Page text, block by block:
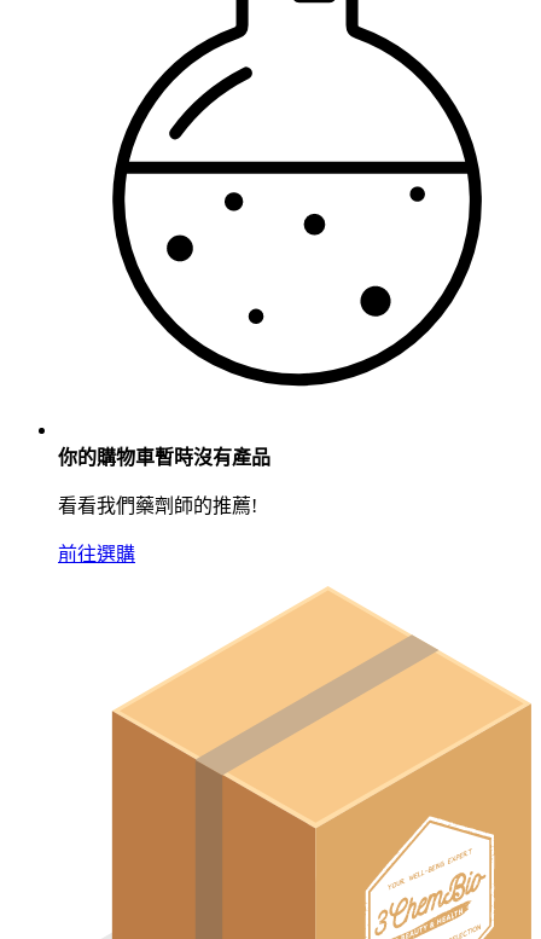
你的購物車暫時沒有產品
看看我們藥劑師的推薦!
前往選購